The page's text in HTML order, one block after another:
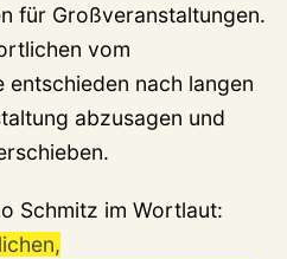
für Großveranstaltungen.
vom
entschieden nach langen
abzusagen und
Schmitz im Wortlaut: